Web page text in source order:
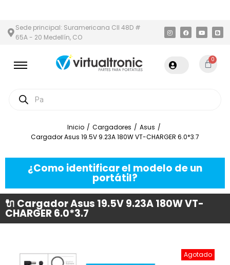
Sede principal: Suramericana Cll 48D #
65A - 20 Medellín, CO
0
Inicio / Cargadores / Asus /
Cargador Asus 19.5V 9.23A 180W VT-CHARGER 6.0*3.7
¿Como identificar el modelo de un
portátil?
🔌 Cargador Asus 19.5V 9.23A 180W VT-
CHARGER 6.0*3.7
Agotado